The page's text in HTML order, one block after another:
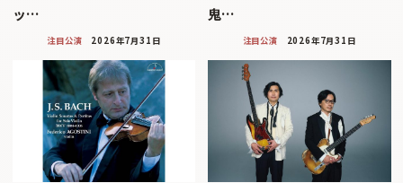
ッ…
注目公演 2026年7月31日
鬼…
注目公演 2026年7月31日